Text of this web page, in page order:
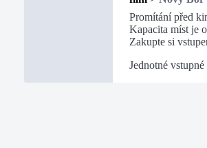
Promítání před
Kapacita míst je
Zakupte si
Jednotné